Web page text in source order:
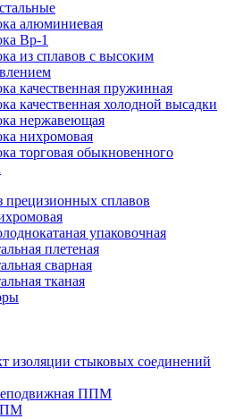
алюминиевая
Вр-1
из сплавов с высоким
качественная пружинная
качественная холодной высадки
нержавеющая
нихромовая
торговая обыкновенного
прецизионных сплавов
упаковочная
плетеная
сварная
тканая
изоляции стыковых соединений
ППМ